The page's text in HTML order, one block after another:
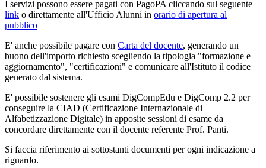
I servizi possono essere pagati con PagoPA cliccando sul seguente
link o direttamente all'Ufficio Alunni in orario di apertura al
pubblico
E' anche possibile pagare con Carta del docente, generando un
buono dell'importo richiesto scegliendo la tipologia "formazione e
aggiornamento", "certificazioni" e comunicare all'Istituto il codice
generato dal sistema.
E' possibile sostenere gli esami DigCompEdu e DigComp 2.2 per
conseguire la CIAD (Certificazione Internazionale di
Alfabetizzazione Digitale) in apposite sessioni di esame da
concordare direttamente con il docente referente Prof. Panti.
Si faccia riferimento ai sottostanti documenti per ogni indicazione a
riguardo.